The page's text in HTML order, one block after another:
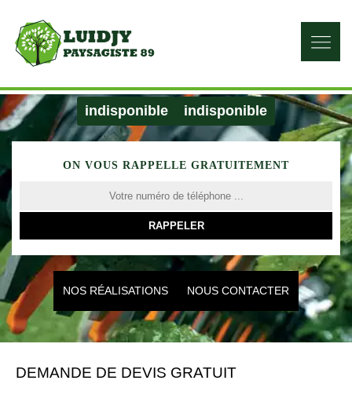
indisponible indisponible
ON VOUS RAPPELLE GRATUITEMENT
NOS RÉALISATIONS NOUS CONTACTER
DEMANDE DE DEVIS GRATUIT